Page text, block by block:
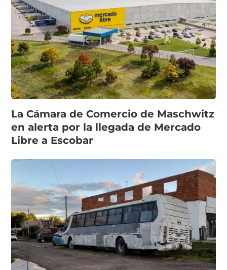
La Cámara de Comercio de Maschwitz
en alerta por la llegada de Mercado
Libre a Escobar